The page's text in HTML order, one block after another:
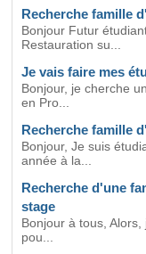
Recherche famille
Bonjour Futur
Restauration su...
Je vais faire mes
Bonjour, je cherche
en Pro...
Recherche famille
Bonjour, Je suis
année à la...
Recherche d'une
stage
Bonjour à tous,
pou...